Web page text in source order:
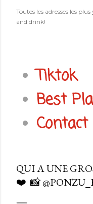
Toutes les adresses les
and drink!
Tiktok
Best
Contact
QUI A UNE
❤️⁠ ⁠ 📸